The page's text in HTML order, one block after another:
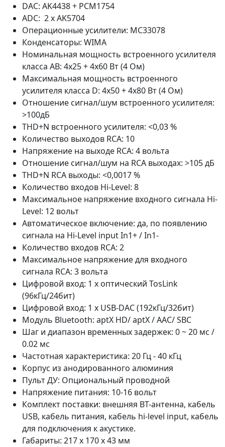
DAC: AK4438 + PCM1754
ADC: 2 x AK5704
Операционные усилители: MC33078
Конденсаторы: WIMA
Номинальная мощность встроенного усилителя
класса AB: 4х25 + 4х60 Вт (4 Ом)
Максимальная мощность встроенного
усилителя класса D: 4х50 + 4x80 Вт (4 Ом)
Отношение сигнал/шум встроенного усилителя:
>100дБ
THD+N встроенного усилителя: <0,03 %
Количество выходов RCA: 10
Напряжение на выходе RCA: 4 вольта
Отношение сигнал/шум на RCA выходах: >105 дБ
THD+N RCA выходы: <0,0017 %
Количество входов Hi-Level: 8
Максимальное напряжение входного сигнала Hi-
Level: 12 вольт
Автоматическое включение: да, по появлению
сигнала на Hi-Level input In1+ / In1-
Количество входов RCA: 2
Максимальное напряжение для входного
сигнала RCA: 3 вольта
Цифровой вход: 1 х оптический TosLink
(96кГц/24бит)
Цифровой вход: 1 х USB-DAC (192кГц/32бит)
Модуль Bluetooth: aptX HD/ aptX / AAC/ SBC
Шаг и диапазон временных задержек: 0 ~ 20 мс /
0.02 мс
Частотная характеристика: 20 Гц - 40 кГц
Корпус из анодированного алюминия
Пульт ДУ: Опциональный проводной
Напряжение питания: 10-16 вольт
Комплект поставки: внешняя BT-антенна, кабель
USB, кабель питания, кабель hi-level input, кабель
для подключения к акустике.
Габариты: 217 х 170 х 43 мм